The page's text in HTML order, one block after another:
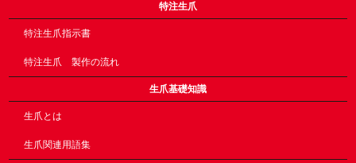
特注生爪
特注生爪指示書
特注生爪 製作の流れ
生爪基礎知識
生爪とは
生爪関連用語集